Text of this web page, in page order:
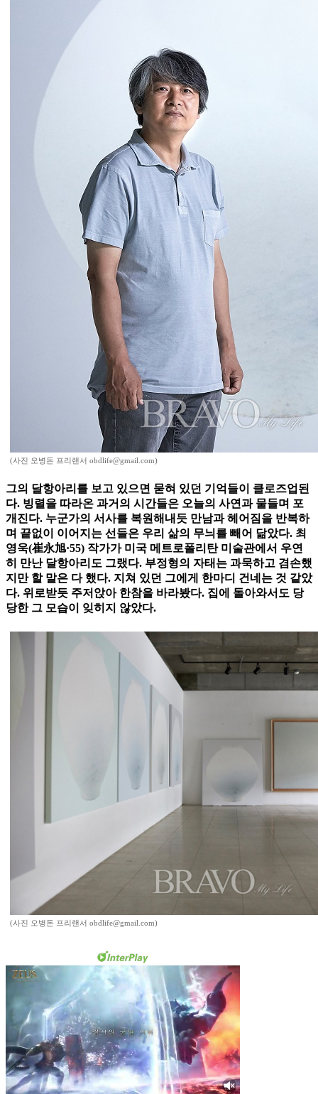
(사진 오병돈 프리랜서 obdlife@gmail.com)
그의 달항아리를 보고 있으면 묻혀 있던 기억들이 클로즈업된
다. 빙렬을 따라온 과거의 시간들은 오늘의 사연과 물들며 포
개진다. 누군가의 서사를 복원해내듯 만남과 헤어짐을 반복하
며 끝없이 이어지는 선들은 우리 삶의 무늬를 빼어 닮았다. 최
영욱(崔永旭·55) 작가가 미국 메트로폴리탄 미술관에서 우연
히 만난 달항아리도 그랬다. 부정형의 자태는 과묵하고 겸손했
지만 할 말은 다 했다. 지쳐 있던 그에게 한마디 건네는 것 같았
다. 위로받듯 주저앉아 한참을 바라봤다. 집에 돌아와서도 당
당한 그 모습이 잊히지 않았다.
(사진 오병돈 프리랜서 obdlife@gmail.com)